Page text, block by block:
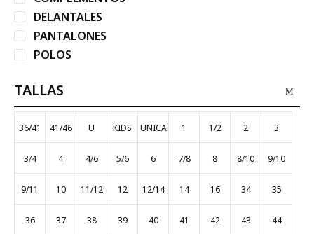
DELANTALES
PANTALONES
POLOS
TALLAS
36/41 41/46 U KIDS UNICA 1 1/2 2 3
3/4 4 4/6 5/6 6 7/8 8 8/10 9/10
9/11 10 11/12 12 12/14 14 16 34 35
36 37 38 39 40 41 42 43 44